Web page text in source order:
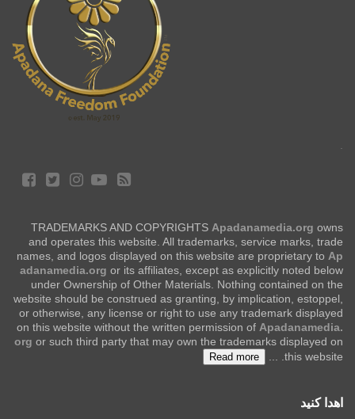
TRADEMARKS AND COPYRIGHTS Apadanamedia.org owns
and operates this website. All trademarks, service marks, trade
names, and logos displayed on this website are proprietary to Ap
adanamedia.org or its affiliates, except as explicitly noted below
under Ownership of Other Materials. Nothing contained on the
website should be construed as granting, by implication, estoppel,
or otherwise, any license or right to use any trademark displayed
on this website without the written permission of Apadanamedia.
org or such third party that may own the trademarks displayed on
this website.
Read more
اهدا کنید